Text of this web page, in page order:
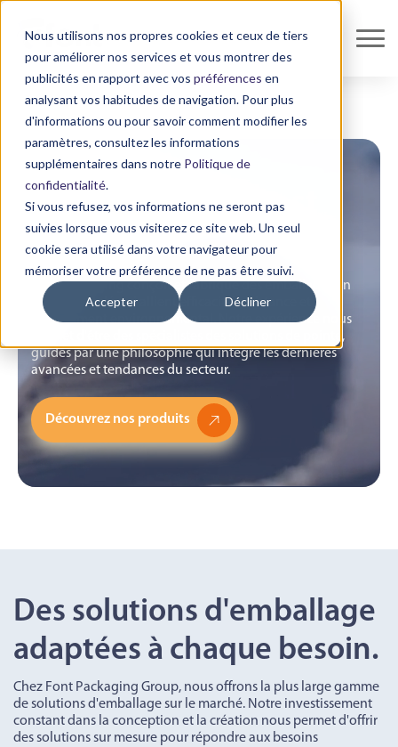
Nous utilisons nos propres cookies et ceux de tiers
pour améliorer nos services et vous montrer des
publicités en rapport avec vos préférences en
analysant vos habitudes de navigation. Pour plus
d'informations ou pour savoir comment modifier les
paramètres, consultez les informations
supplémentaires dans notre Politique de
confidentialité.
Si vous refusez, vos informations ne seront pas
suivies lorsque vous visiterez ce site web. Un seul
cookie sera utilisé dans votre navigateur pour
mémoriser votre préférence de ne pas être suivi.
Accepter Décliner
Protéger ce qui est
important
Font Packaging conçoit et fabrique des emballages en
carton ondulé qui allient efficacité, résistance et
engagement environnemental. Notre expérience nous
permet d'être des spécialistes des solutions de pointe,
guidés par une philosophie qui intègre les dernières
avancées et tendances du secteur.
Découvrez nos produits
Des solutions d'emballage
adaptées à chaque besoin.
Chez Font Packaging Group, nous offrons la plus large gamme
de solutions d'emballage sur le marché. Notre investissement
constant dans la conception et la création nous permet d'offrir
des solutions sur mesure pour répondre aux besoins